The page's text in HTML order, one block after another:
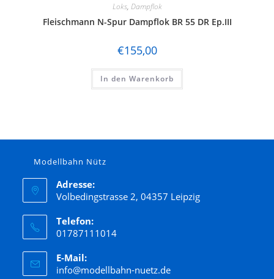
Loks, Dampflok
Fleischmann N-Spur Dampflok BR 55 DR Ep.III
€155,00
In den Warenkorb
Modellbahn Nütz
Adresse:
Volbedingstrasse 2, 04357 Leipzig
Telefon:
01787111014
E-Mail:
info@modellbahn-nuetz.de